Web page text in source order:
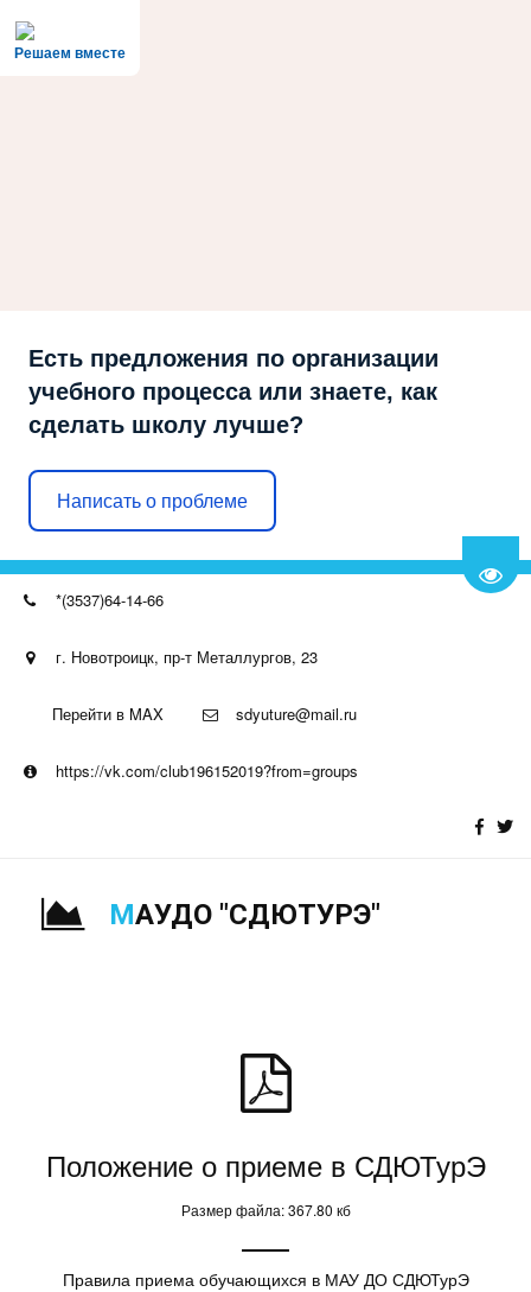
Решаем вместе
Есть предложения по организации
учебного процесса или знаете, как
сделать школу лучше?
Написать о проблеме
*(3537)64-14-66
г. Новотроицк, пр-т Металлургов, 23
Перейти в MAX sdyuture@mail.ru
https://vk.com/club196152019?from=groups
МАУДО "СДЮТУРЭ"
Положение о приеме в СДЮТурЭ
Размер файла: 367.80 кб
Правила приема обучающихся в МАУ ДО СДЮТурЭ